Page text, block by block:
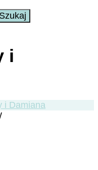
i
i Damiana